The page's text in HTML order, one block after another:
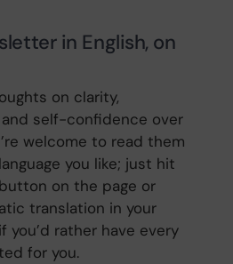
in English, on
on clarity,
self-confidence over
welcome to read them
you like; just hit
on the page or
translation in your
you’d rather have every
for you.